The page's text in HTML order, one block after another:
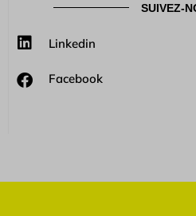
SUIVEZ-
Linkedin
Facebook